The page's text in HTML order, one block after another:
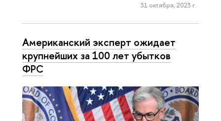
31 октября, 2023 г.
Американский эксперт ожидает
крупнейших за 100 лет убытков
ФРС